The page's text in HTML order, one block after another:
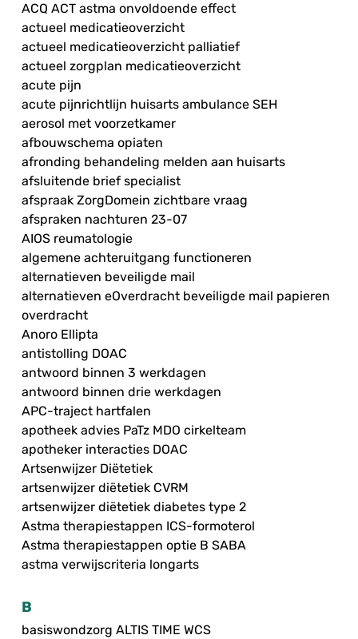
ACQ ACT astma onvoldoende effect
actueel medicatieoverzicht
actueel medicatieoverzicht palliatief
actueel zorgplan medicatieoverzicht
acute pijn
acute pijnrichtlijn huisarts ambulance SEH
aerosol met voorzetkamer
afbouwschema opiaten
afronding behandeling melden aan huisarts
afsluitende brief specialist
afspraak ZorgDomein zichtbare vraag
afspraken nachturen 23-07
AIOS reumatologie
algemene achteruitgang functioneren
alternatieven beveiligde mail
alternatieven eOverdracht beveiligde mail papieren
overdracht
Anoro Ellipta
antistolling DOAC
antwoord binnen 3 werkdagen
antwoord binnen drie werkdagen
APC-traject hartfalen
apotheek advies PaTz MDO cirkelteam
apotheker interacties DOAC
Artsenwijzer Diëtetiek
artsenwijzer diëtetiek CVRM
artsenwijzer diëtetiek diabetes type 2
Astma therapiestappen ICS-formoterol
Astma therapiestappen optie B SABA
astma verwijscriteria longarts
B
basiswondzorg ALTIS TIME WCS